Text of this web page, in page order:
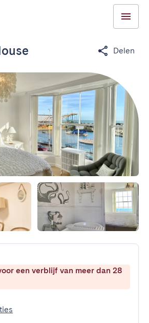
Delen
een verblijf van meer dan 28